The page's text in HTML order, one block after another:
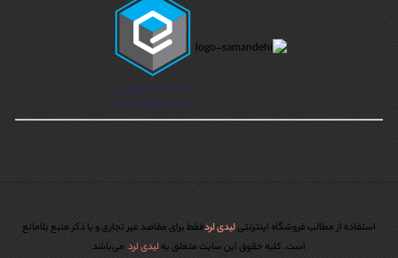
استفاده از مطالب فروشگاه اینترنتیلیدی لردفقط برای مقاصد غیر تجاری و با ذکر منبع بلامانع
است. کليه حقوق اين سايت متعلق بهلیدی لرد می‌باشد